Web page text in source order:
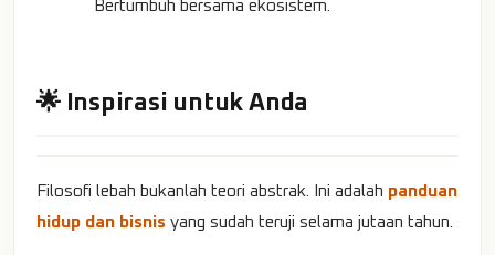
Bertumbuh bersama ekosistem.
🌟 Inspirasi untuk Anda
Filosofi lebah bukanlah teori abstrak. Ini adalah panduan
hidup dan bisnis yang sudah teruji selama jutaan tahun.